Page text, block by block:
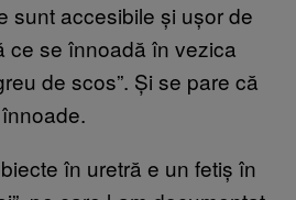
sunt accesibile și ușor de
ce se înnoadă în vezica
de scos”. Și se pare că
în uretră e un fetiș în